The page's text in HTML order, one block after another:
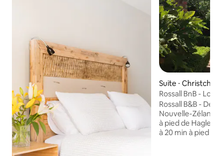
Suite ⋅
Rossall BnB -
2 km de la ville,
Rossall B&B -
Nouvelle-Zélande
à pied de Hagley
à 20 min à pied